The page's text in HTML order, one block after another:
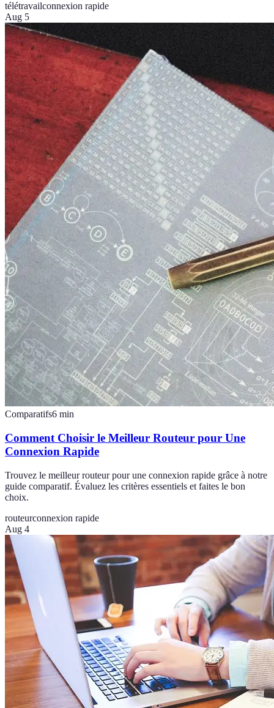
télétravailconnexion rapide
Aug 5
Comparatifs6 min
Comment Choisir le Meilleur Routeur pour Une
Connexion Rapide
Trouvez le meilleur routeur pour une connexion rapide grâce à notre
guide comparatif. Évaluez les critères essentiels et faites le bon
choix.
routeurconnexion rapide
Aug 4